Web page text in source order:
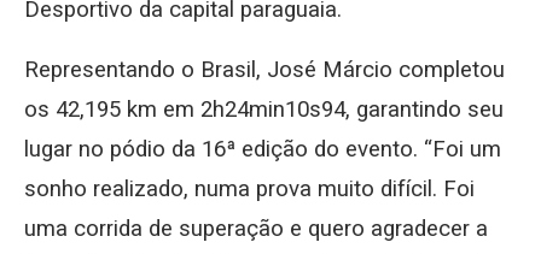
Desportivo da capital paraguaia.
Representando o Brasil, José Márcio completou
os 42,195 km em 2h24min10s94, garantindo seu
lugar no pódio da 16ª edição do evento. “Foi um
sonho realizado, numa prova muito difícil. Foi
uma corrida de superação e quero agradecer a